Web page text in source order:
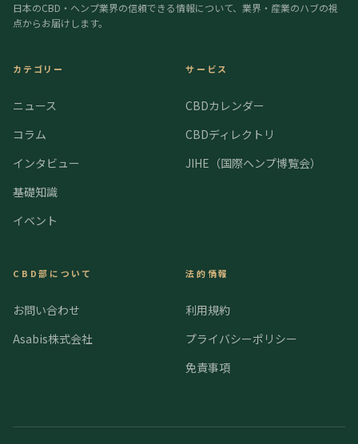
日本のCBD・ヘンプ業界の信頼できる情報について、業界・産業のハブの視
点からお届けします。
カテゴリー
ニュース
コラム
インタビュー
基礎知識
イベント
サービス
CBDカレンダー
CBDディレクトリ
JIHE（国際ヘンプ博覧会）
CBD部について
お問い合わせ
Asabis株式会社
法的情報
利用規約
プライバシーポリシー
免責事項